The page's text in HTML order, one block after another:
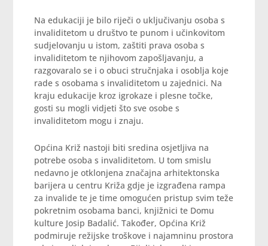
Na edukaciji je bilo riječi o uključivanju osoba s
invaliditetom u društvo te punom i učinkovitom
sudjelovanju u istom, zaštiti prava osoba s
invaliditetom te njihovom zapošljavanju, a
razgovaralo se i o obuci stručnjaka i osoblja koje
rade s osobama s invaliditetom u zajednici. Na
kraju edukacije kroz igrokaze i plesne točke,
gosti su mogli vidjeti što sve osobe s
invaliditetom mogu i znaju.
Općina Križ nastoji biti sredina osjetljiva na
potrebe osoba s invaliditetom. U tom smislu
nedavno je otklonjena značajna arhitektonska
barijera u centru Križa gdje je izgrađena rampa
za invalide te je time omogućen pristup svim teže
pokretnim osobama banci, knjižnici te Domu
kulture Josip Badalić. Također, Općina Križ
podmiruje režijske troškove i najamninu prostora